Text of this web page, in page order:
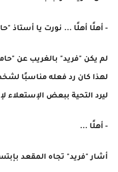
- أهلًا أهلًا ... نورت يا أستاذ
لم يكن "فريد" بالغريب عن
لهذا كان رد فعله مناسبًا
ليرد التحية ببعض الإستعلاء
- أهلًا ...
أشار "فريد" تجاه المقعد